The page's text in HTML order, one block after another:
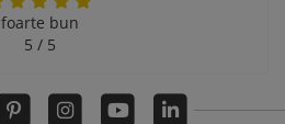
foarte bun
5 / 5